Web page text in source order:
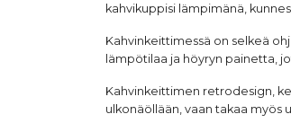
kahvikuppisi lämpimänä,
Kahvinkeittimessä on selkeä
lämpötilaa ja höyryn painetta,
Kahvinkeittimen retrodesign,
ulkonäöllään, vaan takaa myös